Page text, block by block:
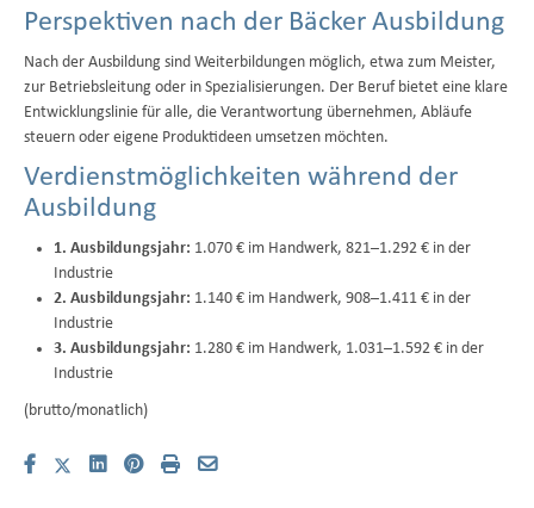
Perspektiven nach der Bäcker Ausbildung
Nach der Ausbildung sind Weiterbildungen möglich, etwa zum Meister,
zur Betriebsleitung oder in Spezialisierungen. Der Beruf bietet eine klare
Entwicklungslinie für alle, die Verantwortung übernehmen, Abläufe
steuern oder eigene Produktideen umsetzen möchten.
Verdienstmöglichkeiten während der
Ausbildung
1. Ausbildungsjahr: 1.070 € im Handwerk, 821–1.292 € in der
Industrie
2. Ausbildungsjahr: 1.140 € im Handwerk, 908–1.411 € in der
Industrie
3. Ausbildungsjahr: 1.280 € im Handwerk, 1.031–1.592 € in der
Industrie
(brutto/monatlich)